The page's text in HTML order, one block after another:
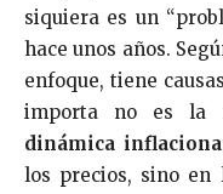
siquiera es un
hace unos años.
enfoque, tiene
importa no es la
dinámica
los precios, sino en